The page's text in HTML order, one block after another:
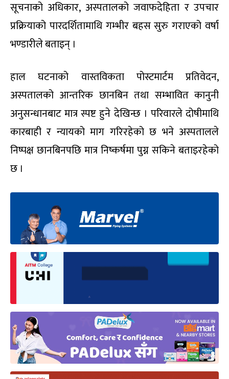
सूचनाको अधिकार, अस्पतालको जवाफदेहिता र उपचार
प्रक्रियाको पारदर्शितामाथि गम्भीर बहस सुरु गराएको वर्षा
भण्डारीले बताइन् ।
हाल घटनाको वास्तविकता पोस्टमार्टम प्रतिवेदन,
अस्पतालको आन्तरिक छानबिन तथा सम्भावित कानुनी
अनुसन्धानबाट मात्र स्पष्ट हुने देखिन्छ । परिवारले दोषीमाथि
कारबाही र न्यायको माग गरिरहेको छ भने अस्पतालले
निष्पक्ष छानबिनपछि मात्र निष्कर्षमा पुग्न सकिने बताइरहेको
छ ।